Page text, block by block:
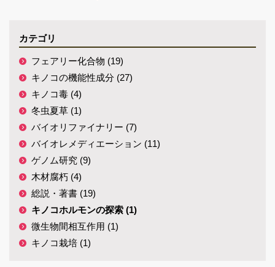
カテゴリ
フェアリー化合物 (19)
キノコの機能性成分 (27)
キノコ毒 (4)
冬虫夏草 (1)
バイオリファイナリー (7)
バイオレメディエーション (11)
ゲノム研究 (9)
木材腐朽 (4)
総説・著書 (19)
キノコホルモンの探索 (1)
微生物間相互作用 (1)
キノコ栽培 (1)